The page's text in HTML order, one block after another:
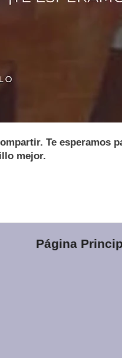
Te esperamos
mejor.
Página